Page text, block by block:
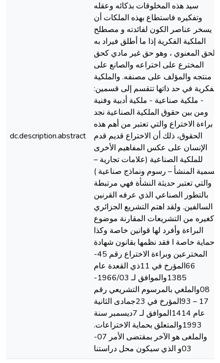
dc.description.abstract
سيد هذه المخلوقات بذكائه وعقله
وتفكيره فاستطاع بهذه الملكات أن
يسخر عناصر الكون لفائدته و مصطلح
الملكية الفكرية إذا ما أطلق فيراد به
الحق المعنوي ، وهو حق غير مادي كحق
المخترع على اختراعه والصانع على
منتجه والمؤلف على مصنفه. والملكية
الفكرية في حد ذاتها تتقسم إلى قسمين:
- ملكية صناعية - ملكية أدبية وفنية
ومن بين حقوق الملكية الصناعية نجد
براءة الاختراع والتي تعتبر من أهم هذه
الحقوق، ذلك أن الاختراع قديم قدم
الإنسان على عكس المفاهيم الأخرى
للملكية الصناعية (علامات تجارية –
تسمية المنشأ – رسوم ونماذج صناعية )
والتي تعتبر حديثة النشأة فهي مرتبطة
بالتطور الصناعي الذي عرفه القرنين
السالفين. ولقد اهتم التشريع الجزائري
كغيره من التشريعات المقارنة موضوع
البراءة وأفرد لها قوانين خاصة وكذا
حماية خاصة ا فقد نظمها بقانون شهادة
المخترعين وبراءة الاختراع رقم 45-
66المؤرخ في 11ذي القعدة عام
1385والموافق لـ 1966/03-
08والملغي بالمرسوم التشريعي رقم
17 – 93المؤرخ في 23جمادى الثانية
عام 1414الموافق لـ 7ديسمبر سنة
1993والمتعلق بحماية الاختراعات.
والملغى هو الآخر بمقتضى الأمر 07-
03و الذي سيكون محل دراستنا